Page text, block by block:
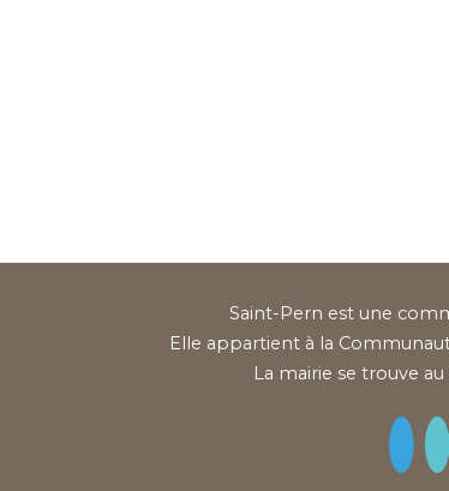
Saint-Pern est une
Elle appartient à la
La mairie se trouve